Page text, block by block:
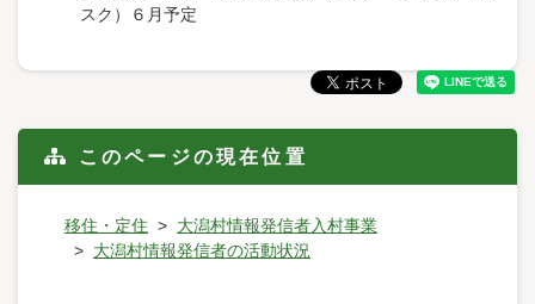
スク）６月予定
このページの現在位置
移住・定住
大潟村情報発信者入村事業
大潟村情報発信者の活動状況